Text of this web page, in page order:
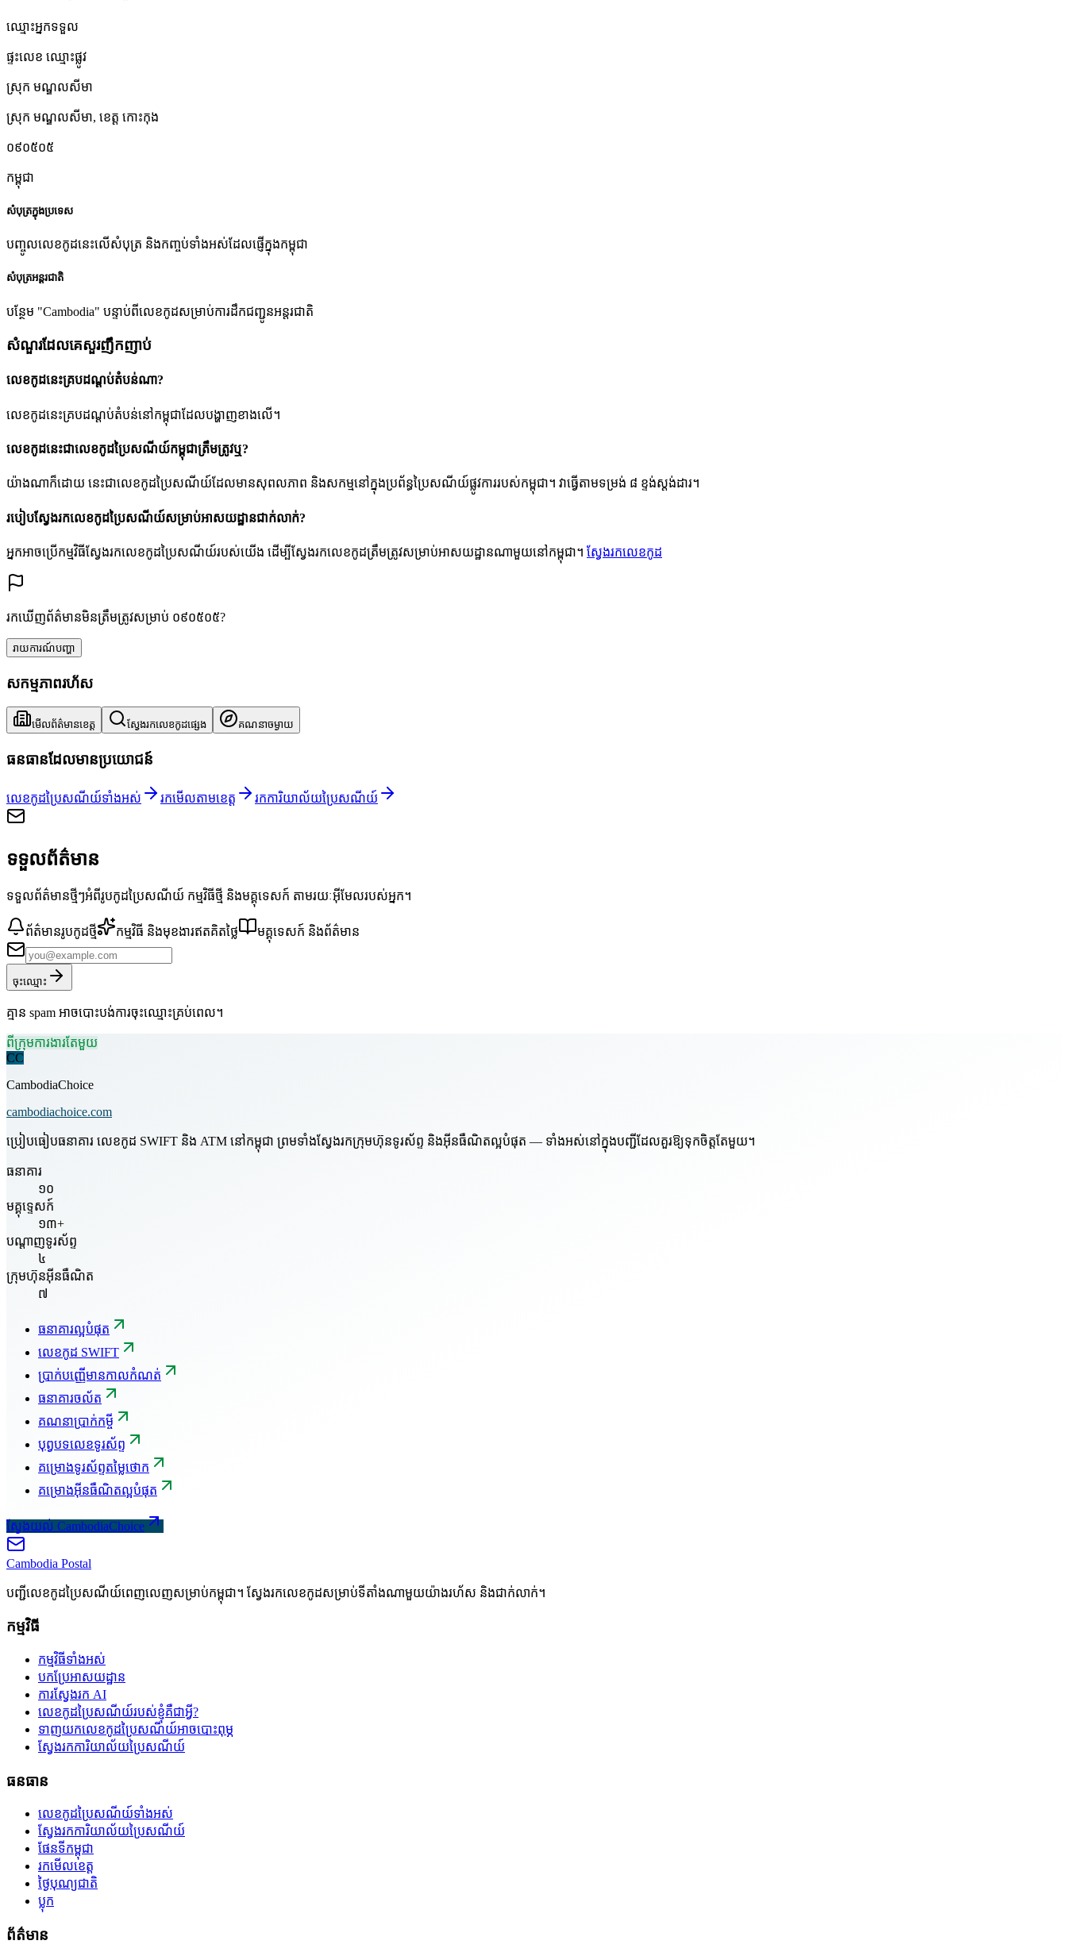
ឈ្មោះអ្នកទទួល
ផ្ទះលេខ ឈ្មោះផ្លូវ
ស្រុក មណ្ឌលសីមា
ស្រុក មណ្ឌលសីមា, ខេត្ត កោះកុង
០៩០៥០៥
កម្ពុជា
សំបុត្រក្នុងប្រទេស
បញ្ចូលលេខកូដនេះលើសំបុត្រ និងកញ្ចប់ទាំងអស់ដែលផ្ញើក្នុងកម្ពុជា
សំបុត្រអន្តរជាតិ
បន្ថែម "Cambodia" បន្ទាប់ពីលេខកូដសម្រាប់ការដឹកជញ្ជូនអន្តរជាតិ
សំណួរដែលគេសួរញឹកញាប់
លេខកូដនេះគ្របដណ្តប់តំបន់ណា?
លេខកូដនេះគ្របដណ្តប់តំបន់នៅកម្ពុជាដែលបង្ហាញខាងលើ។
លេខកូដនេះជាលេខកូដប្រៃសណីយ៍កម្ពុជាត្រឹមត្រូវឬ?
យ៉ាងណាក៏ដោយ នេះជាលេខកូដប្រៃសណីយ៍ដែលមានសុពលភាព និងសកម្មនៅក្នុងប្រព័ន្ធប្រៃសណីយ៍ផ្លូវការរបស់កម្ពុជា។ វាធ្វើតាមទម្រង់ ៨ ខ្ទង់ស្តង់ដារ។
របៀបស្វែងរកលេខកូដប្រៃសណីយ៍សម្រាប់អាសយដ្ឋានជាក់លាក់?
អ្នកអាចប្រើកម្មវិធីស្វែងរកលេខកូដប្រៃសណីយ៍របស់យើង ដើម្បីស្វែងរកលេខកូដត្រឹមត្រូវសម្រាប់អាសយដ្ឋានណាមួយនៅកម្ពុជា។ ស្វែងរកលេខកូដ
រកឃើញព័ត៌មានមិនត្រឹមត្រូវសម្រាប់ ០៩០៥០៥?
រាយការណ៍បញ្ហា
សកម្មភាពរហ័ស
មើលព័ត៌មានខេត្ត ស្វែងរកលេខកូដផ្សេង គណនាចម្ងាយ
ធនធានដែលមានប្រយោជន៍
លេខកូដប្រៃសណីយ៍ទាំងអស់ រកមើលតាមខេត្ត រកការិយាល័យប្រៃសណីយ៍
ទទួលព័ត៌មាន
ទទួលព័ត៌មានថ្មីៗអំពីរូបកូដប្រៃសណីយ៍ កម្មវិធីថ្មី និងមគ្គុទេសក៍ តាមរយៈអ៊ីមែលរបស់អ្នក។
ព័ត៌មានរូបកូដថ្មី កម្មវិធី និងមុខងារឥតគិតថ្លៃ មគ្គុទេសក៍ និងព័ត៌មាន
ចុះឈ្មោះ
គ្មាន spam អាចបោះបង់ការចុះឈ្មោះគ្រប់ពេល។
ពីក្រុមការងារតែមួយ
CC
CambodiaChoice
cambodiachoice.com
ប្រៀបធៀបធនាគារ លេខកូដ SWIFT និង ATM នៅកម្ពុជា ព្រមទាំងស្វែងរកក្រុមហ៊ុនទូរស័ព្ទ និងអ៊ីនធឺណិតល្អបំផុត — ទាំងអស់នៅក្នុងបញ្ជីដែលគួរឱ្យទុកចិត្តតែមួយ។
ធនាគារ
១០
មគ្គុទ្ទេសក៍
១៣+
បណ្តាញទូរស័ព្ទ
៤
ក្រុមហ៊ុនអ៊ីនធឺណិត
៧
ធនាគារល្អបំផុត
លេខកូដ SWIFT
ប្រាក់បញ្ញើមានកាលកំណត់
ធនាគារចល័ត
គណនាប្រាក់កម្ចី
បុព្វបទលេខទូរស័ព្ទ
គម្រោងទូរស័ព្ទតម្លៃថោក
គម្រោងអ៊ីនធឺណិតល្អបំផុត
ស្វែងយល់ CambodiaChoice
Cambodia Postal
បញ្ជីលេខកូដប្រៃសណីយ៍ពេញលេញសម្រាប់កម្ពុជា។ ស្វែងរកលេខកូដសម្រាប់ទីតាំងណាមួយយ៉ាងរហ័ស និងជាក់លាក់។
កម្មវិធី
កម្មវិធីទាំងអស់
បកប្រែអាសយដ្ឋាន
ការស្វែងរក AI
លេខកូដប្រៃសណីយ៍របស់ខ្ញុំគឺជាអ្វី?
ទាញយកលេខកូដប្រៃសណីយ៍អាចបោះពុម្ភ
ស្វែងរកការិយាល័យប្រៃសណីយ៍
ធនធាន
លេខកូដប្រៃសណីយ៍ទាំងអស់
ស្វែងរកការិយាល័យប្រៃសណីយ៍
ផែនទីកម្ពុជា
រកមើលខេត្ត
ថ្ងៃបុណ្យជាតិ
ប្លុក
ព័ត៌មាន